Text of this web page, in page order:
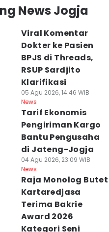
News Jogja
Viral Komentar
Dokter ke Pasien
BPJS di Threads,
RSUP Sardjito
Klarifikasi
05 Agu 2026, 14:46 WIB
News
Tarif Ekonomis
Pengiriman Kargo
Bantu Pengusaha
di Jateng-Jogja
04 Agu 2026, 23:09 WIB
News
Raja Monolog Butet
Kartaredjasa
Terima Bakrie
Award 2026
Kategori Seni